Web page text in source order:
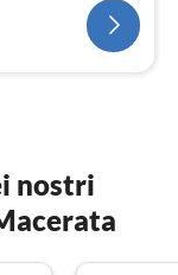
nostri